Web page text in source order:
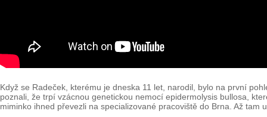
Když se Radeček, kterému je dneska 11 let, narodil, bylo na první
poznali, že trpí vzácnou genetickou nemocí epidermolysis bullosa,
miminko ihned převezli na specializované pracoviště do Brna. Až